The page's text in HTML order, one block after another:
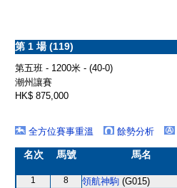
第 1 場 (119)
第五班 - 1200米 - (40-0)
潮州讓賽
HK$ 875,000
全方位賽事重溫
餘勢分析
名次 馬號 馬名
1 8 領航神駒 (G015)